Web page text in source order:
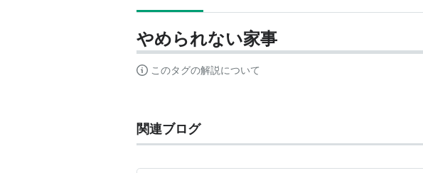
やめられない家事
このタグの解説について
関連ブログ